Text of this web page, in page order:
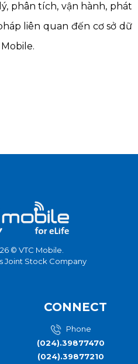
phân tích, vận hành, phát
liên quan đến cơ sở dữ
© VTC Mobile.
Joint Stock Company
CONNECT
Phone
(024).39877470
(024).39877210